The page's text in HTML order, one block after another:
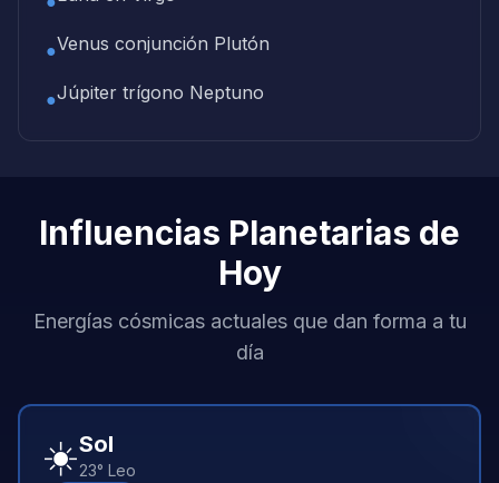
●Venus conjunción Plutón
●Júpiter trígono Neptuno
Influencias Planetarias de
Hoy
Energías cósmicas actuales que dan forma a tu
día
☀️Sol
23° Leo